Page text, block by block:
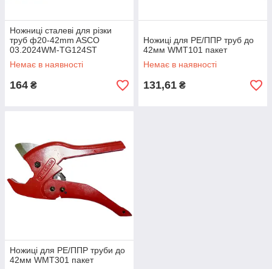
Ножниці сталеві для різки
труб ф20-42mm ASCO
03.2024WM-TG124ST
Немає в наявності
164 ₴
Ножиці для PE/ППР труб до
42мм WMT101 пакет
Немає в наявності
131,61 ₴
Ножиці для PE/ППР труби до
42мм WMT301 пакет